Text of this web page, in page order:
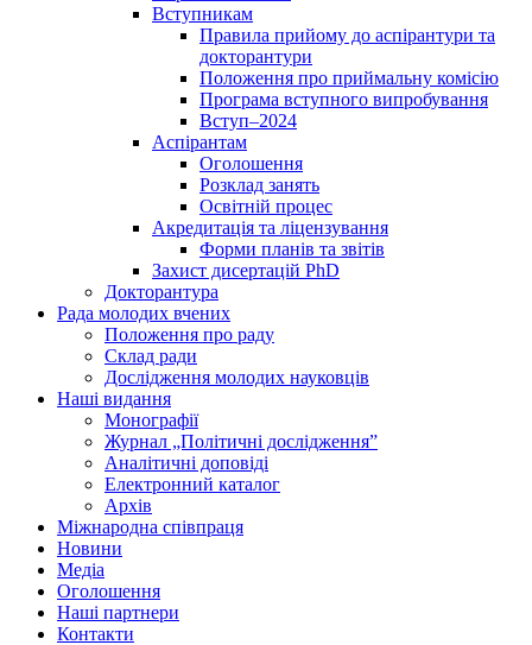
Вступникам
Правила прийому до аспірантури та
докторантури
Положення про приймальну комісію
Програма вступного випробування
Вступ–2024
Аспірантам
Оголошення
Розклад занять
Освітній процес
Акредитація та ліцензування
Форми планів та звітів
Захист дисертацій PhD
Докторантура
Рада молодих вчених
Положення про раду
Склад ради
Дослідження молодих науковців
Наші видання
Монографії
Журнал „Політичні дослідження”
Аналітичні доповіді
Електронний каталог
Архів
Міжнародна співпраця
Новини
Медіa
Оголошення
Наші партнери
Контакти